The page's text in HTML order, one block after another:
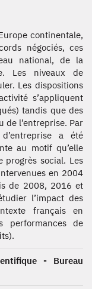
continentale,
négociés, ces
national, de la
Les niveaux de
Les dispositions
s’appliquent
tandis que des
de l’entreprise. Par
a été
au motif qu’elle
progrès social. Les
en 2004
de 2008, 2016 et
l’impact des
français en
performances de
- Bureau